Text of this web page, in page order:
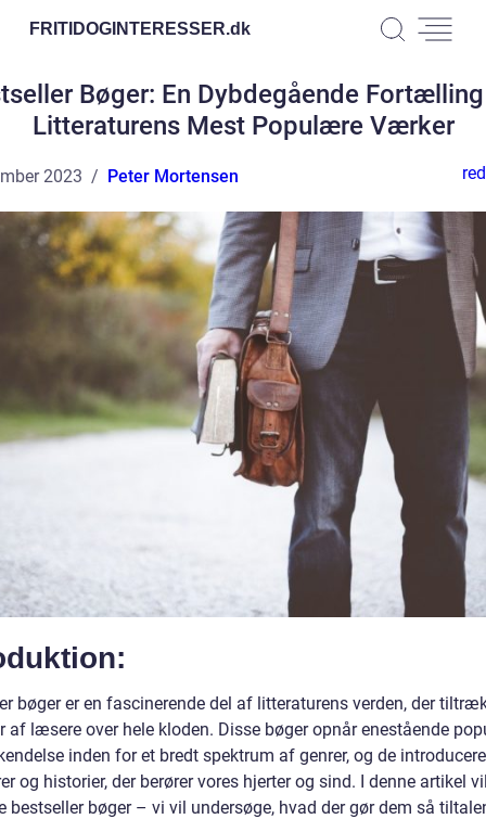
FRITIDOGINTERESSER.dk
Bøger: En Dybdegående
Litteraturens Mest Populære Værker
2023 Peter Mortensen
bøger er en fascinerende del af litteraturens verden, der
af læsere over hele kloden. Disse bøger opnår enestående
inden for et bredt spektrum af genrer, og de
og historier, der berører vores hjerter og sind. I denne artikel
bestseller bøger – vi vil undersøge, hvad der gør dem så